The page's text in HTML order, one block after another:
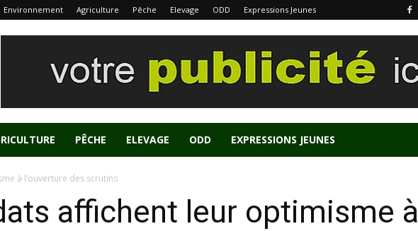
Environnement Agriculture Pêche Elevage ODD Expressions Jeunes
PÊCHE ELEVAGE ODD EXPRESSIONS JEUNES
à l’ouverture des scrutins
affichent leur optimisme à